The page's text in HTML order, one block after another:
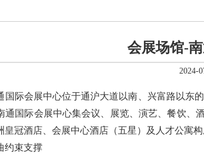
会展场馆-
2024-
国际会展中心位于通沪大道以南、兴富路以东
通国际会展中心集会议、展览、演艺、餐饮、
皇冠酒店、会展中心酒店（五星）及人才公寓构
约束支撑